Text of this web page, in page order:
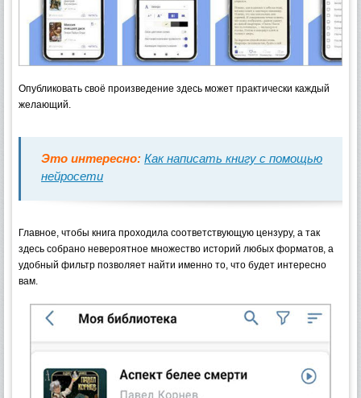
Опубликовать своё произведение здесь может практически каждый
желающий.
Это интересно: Как написать книгу с помощью
нейросети
Главное, чтобы книга проходила соответствующую цензуру, а так
здесь собрано невероятное множество историй любых форматов, а
удобный фильтр позволяет найти именно то, что будет интересно
вам.